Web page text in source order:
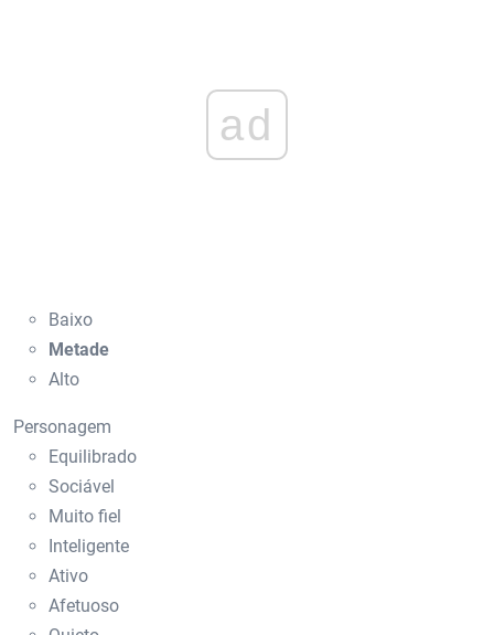
ad
Baixo
Metade
Alto
Personagem
Equilibrado
Sociável
Muito fiel
Inteligente
Ativo
Afetuoso